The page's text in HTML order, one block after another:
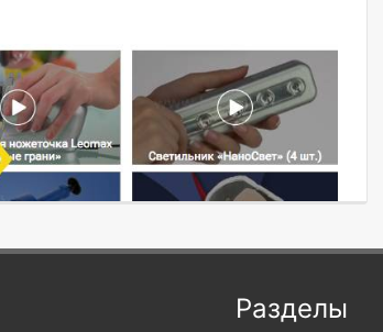
Разделы